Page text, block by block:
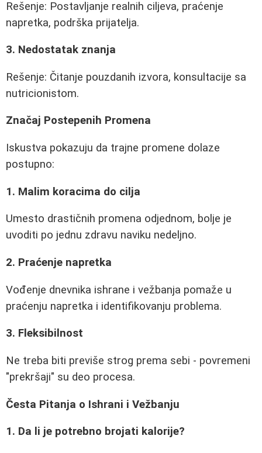
Rešenje: Postavljanje realnih ciljeva, praćenje
napretka, podrška prijatelja.
3. Nedostatak znanja
Rešenje: Čitanje pouzdanih izvora, konsultacije sa
nutricionistom.
Značaj Postepenih Promena
Iskustva pokazuju da trajne promene dolaze
postupno:
1. Malim koracima do cilja
Umesto drastičnih promena odjednom, bolje je
uvoditi po jednu zdravu naviku nedeljno.
2. Praćenje napretka
Vođenje dnevnika ishrane i vežbanja pomaže u
praćenju napretka i identifikovanju problema.
3. Fleksibilnost
Ne treba biti previše strog prema sebi - povremeni
"prekršaji" su deo procesa.
Česta Pitanja o Ishrani i Vežbanju
1. Da li je potrebno brojati kalorije?